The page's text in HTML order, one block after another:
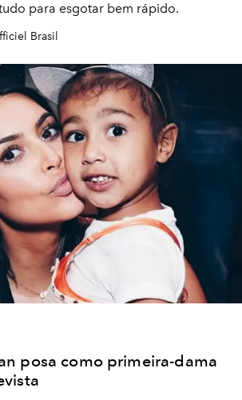
para esgotar bem rápido.
Brasil
posa como primeira-dama